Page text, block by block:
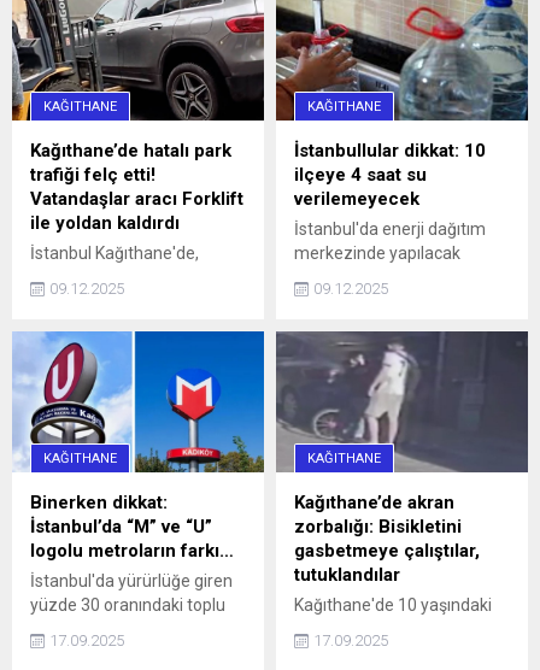
KAĞITHANE
Kağıthane’de hatalı park
trafiği felç etti!
Vatandaşlar aracı Forklift
ile yoldan kaldırdı
İstanbul Kağıthane'de,
saat 16.00 sularında 34 SS
hatalı park nedeniyle
caddeyi araç trafiğine
kapattı. Araç sürücüleri ile
halk otobüsündeki
yurttaşlar, uzun bir süre
aracın sürücüsüne
ulaşmaya ...
09.12.2025
KAĞITHANE
İstanbullular dikkat: 10
ilçeye 4 saat su
verilemeyecek
İstanbul'da enerji dağıtım
merkezinde yapılacak
10 ilçeye 4 saat su
09.12.2025
KAĞITHANE
Binerken dikkat:
İstanbul’da “M” ve “U”
logolu metroların farkı…
İstanbul'da yürürlüğe giren
yüzde 30 oranındaki toplu
ulaşım zammı, 'U' logolu
metrolar ve Marmaray'da
17.09.2025
KAĞITHANE
Kağıthane’de akran
zorbalığı: Bisikletini
gasbetmeye çalıştılar,
tutuklandılar
Kağıthane'de 10 yaşındaki
çocuğun bisikletini
gasbetmeye çalışan 16 ve
17.09.2025